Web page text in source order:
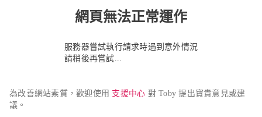
網頁無法正常運作
服務器嘗試執行請求時遇到意外情況
請稍後再嘗試...
為改善網站素質，歡迎使用 支援中心 對 Toby 提出寶貴意見或建
議。